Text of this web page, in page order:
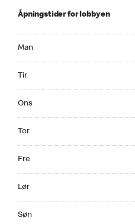
Åpningstider for lobbyen
Man
Tir
Ons
Tor
Fre
Lør
Søn